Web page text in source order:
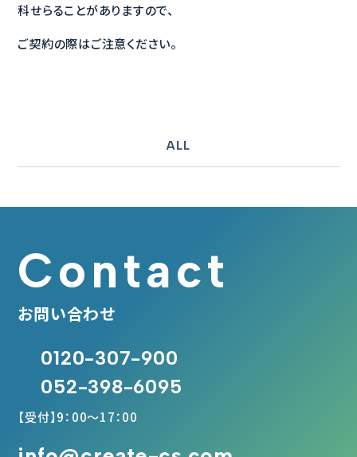
科せらることがありますので、
ご契約の際はご注意ください。
ALL
Contact
お問い合わせ
0120-307-900
052-398-6095
【受付】9：00～17：00